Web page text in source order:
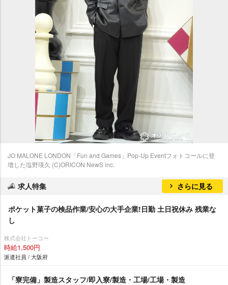
JO MALONE LONDON「Fun and Games」Pop-Up Eventフォトコールに登
壇した塩野瑛久 (C)ORICON NewS inc.
求人特集 さらに見る
ポケット菓子の検品作業/安心の大手企業!日勤 土日祝休み 残業な
し
株式会社トーコー
時給1,500円
派遣社員 / 大阪府
「寮完備」製造スタッフ/即入寮/製造・工場/工場・製造